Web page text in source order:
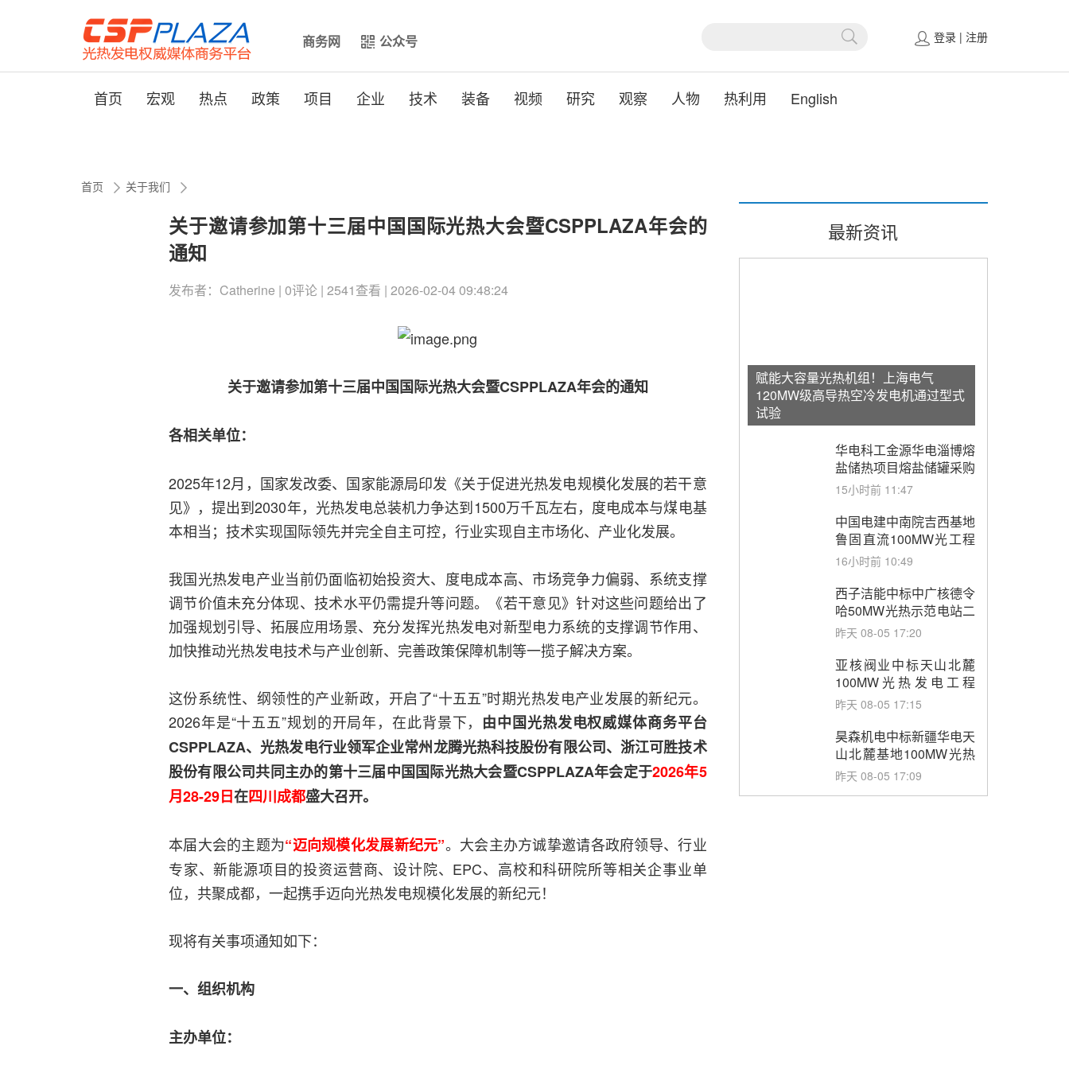
商务网 公众号 登录 | 注册
首页 宏观 热点 政策 项目 企业 技术 装备 视频 研究 观察 人物 热利用 English
首页 关于我们
关于邀请参加第十三届中国国际光热大会暨CSPPLAZA年会的
通知
发布者：Catherine | 0评论 | 2541查看 | 2026-02-04 09:48:24
关于邀请参加第十三届中国国际光热大会暨CSPPLAZA年会的通知
各相关单位：
2025年12月，国家发改委、国家能源局印发《关于促进光热发电规模化发展的若干意
见》，提出到2030年，光热发电总装机力争达到1500万千瓦左右，度电成本与煤电基
本相当；技术实现国际领先并完全自主可控，行业实现自主市场化、产业化发展。
我国光热发电产业当前仍面临初始投资大、度电成本高、市场竞争力偏弱、系统支撑
调节价值未充分体现、技术水平仍需提升等问题。《若干意见》针对这些问题给出了
加强规划引导、拓展应用场景、充分发挥光热发电对新型电力系统的支撑调节作用、
加快推动光热发电技术与产业创新、完善政策保障机制等一揽子解决方案。
这份系统性、纲领性的产业新政，开启了“十五五”时期光热发电产业发展的新纪元。
2026年是“十五五”规划的开局年，在此背景下， 由中国光热发电权威媒体商务平台
CSPPLAZA、光热发电行业领军企业常州龙腾光热科技股份有限公司、浙江可胜技术
股份有限公司共同主办的第十三届中国国际光热大会暨CSPPLAZA年会定于2026年5
月28-29日在四川成都盛大召开。
本届大会的主题为“迈向规模化发展新纪元”。大会主办方诚挚邀请各政府领导、行业
专家、新能源项目的投资运营商、设计院、EPC、高校和科研院所等相关企事业单
位，共聚成都，一起携手迈向光热发电规模化发展的新纪元！
现将有关事项通知如下：
一、组织机构
主办单位：
最新资讯
赋能大容量光热机组！上海电气
120MW级高导热空冷发电机通过型式
试验
华电科工金源华电淄博熔
盐储热项目熔盐储罐采购
15小时前 11:47
中国电建中南院吉西基地
鲁固直流100MW光工程
性能试验采购
16小时前 10:49
西子洁能中标中广核德令
哈50MW光热示范电站二
列蒸汽发生器设备采购
昨天 08-05 17:20
亚核阀业中标天山北麓
100MW光热发电工程
EPC总承包项目熔盐截
购
昨天 08-05 17:15
昊森机电中标新疆华电天
山北麓基地100MW光热
发电工程EPC总承包项
昨天 08-05 17:09